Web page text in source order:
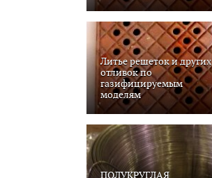
Литье решеток и других
отливок по
газифицируемым
моделям
ПОЛУКРУГЛАЯ